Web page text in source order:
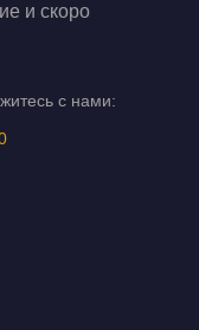
и скоро
с нами: